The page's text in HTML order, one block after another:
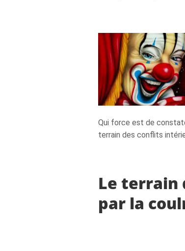
Qui force est de
terrain des conflits
Le terrain
par la